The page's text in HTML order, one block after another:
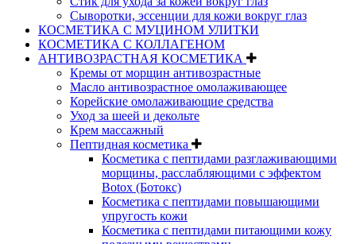
Сыворотки, эссенции для кожи вокруг глаз
КОСМЕТИКА С МУЦИНОМ УЛИТКИ
КОСМЕТИКА С КОЛЛАГЕНОМ
АНТИВОЗРАСТНАЯ КОСМЕТИКА
Кремы от морщин антивозрастные
Масло антивозрастное омолаживающее
Корейские омолаживающие средства
Уход за шеей и декольте
Крем массажный
Пептидная косметика
Косметика с пептидами разглаживающими
морщины, расслабляющими с эффектом
Botox (Ботокс)
Косметика с пептидами повышающими
упругость кожи
Косметика с пептидами питающими кожу